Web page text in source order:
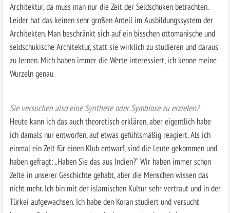
Architektur, da muss man nur die Zeit der Seldschuken betrachten.
Leider hat das keinen sehr großen Anteil im Ausbildungssystem der
Architekten. Man beschränkt sich auf ein bisschen ottomanische und
seldschukische Architektur, statt sie wirklich zu studieren und daraus
zu lernen. Mich haben immer die Werte interessiert, ich kenne meine
Wurzeln genau.
Sie versuchen also eine Synthese oder Symbiose zu erzielen?
Heute kann ich das auch theoretisch erklären, aber eigentlich habe
ich damals nur entworfen, auf etwas gefühlsmäßig reagiert. Als ich
einmal ein Zelt für einen Klub entwarf, sind die Leute gekommen und
haben gefragt: „Haben Sie das aus Indien?“ Wir haben immer schon
Zelte in unserer Geschichte gehabt, aber die Menschen wissen das
nicht mehr. Ich bin mit der islamischen Kultur sehr vertraut und in der
Türkei aufgewachsen. Ich habe den Koran studiert und versucht